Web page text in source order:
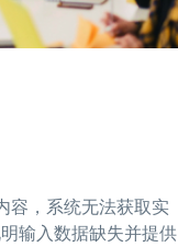
容，系统无法获取实
输入数据缺失并提供